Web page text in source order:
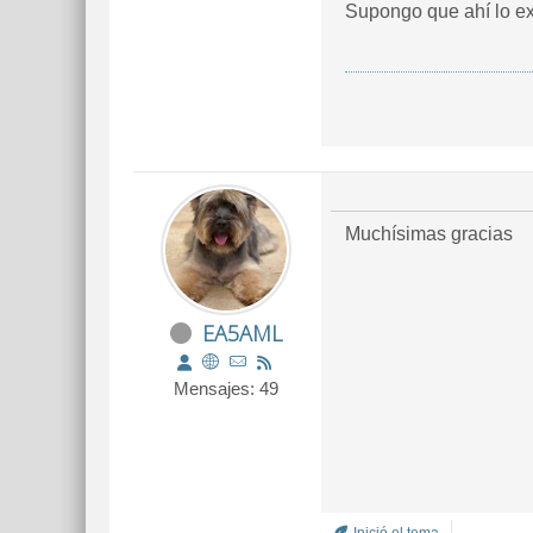
Supongo que ahí lo
EA5AML
Mensajes: 49
Muchísimas gracias